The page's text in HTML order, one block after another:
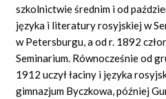
szkolnictwie średnim i od
języka i literatury rosyjskiej w
w Petersburgu, a od r. 1892
Seminarium. Równocześnie od
1912 uczył łaciny i języka
gimnazjum Byczkowa, później